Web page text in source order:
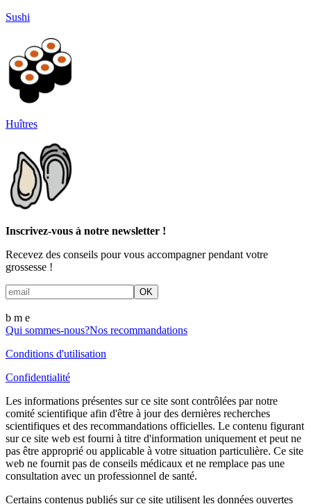
Sushi
Huîtres
Inscrivez-vous à notre newsletter !
Recevez des conseils pour vous accompagner pendant votre
grossesse !
OK
b m e
Qui sommes-nous?Nos recommandations
Conditions d'utilisation
Confidentialité
Les informations présentes sur ce site sont contrôlées par notre
comité scientifique afin d'être à jour des dernières recherches
scientifiques et des recommandations officielles. Le contenu figurant
sur ce site web est fourni à titre d'information uniquement et peut ne
pas être approprié ou applicable à votre situation particulière. Ce site
web ne fournit pas de conseils médicaux et ne remplace pas une
consultation avec un professionnel de santé.
Certains contenus publiés sur ce site utilisent les données ouvertes